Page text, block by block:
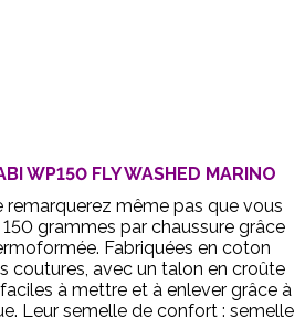
WP150 FLY WASHED MARINO
remarquerez même pas que vous
grammes par chaussure grâce
Fabriquées en coton
coutures, avec un talon en croûte
à mettre et à enlever grâce à
Leur semelle de confort : semelle